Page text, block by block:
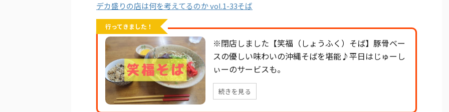
デカ盛りの店は何を考えてるのか vol.1-33そば
行ってきました！
※閉店しました【笑福（しょうふく）そば】豚骨ベー
スの優しい味わいの沖縄そばを堪能♪平日はじゅーし
ぃーのサービスも。
続きを見る